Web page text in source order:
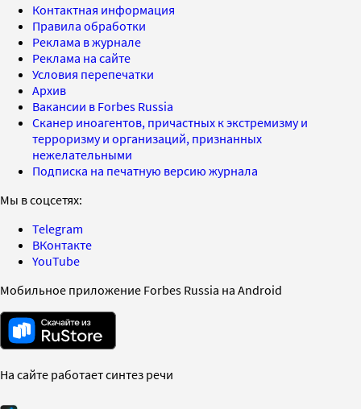
Контактная информация
Правила обработки
Реклама в журнале
Реклама на сайте
Условия перепечатки
Архив
Вакансии в Forbes Russia
Сканер иноагентов, причастных к экстремизму и
терроризму и организаций, признанных
нежелательными
Подписка на печатную версию журнала
Мы в соцсетях:
Telegram
ВКонтакте
YouTube
Мобильное приложение Forbes Russia на Android
На сайте работает синтез речи